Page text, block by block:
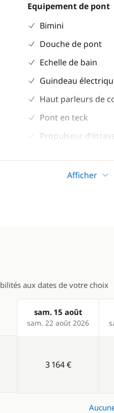
Equipement de pont
Bimini
Douche de pont
Echelle de bain
Guindeau
Haut parleurs de
Pont en teck
Propulseur
Réfrigérateur
Afficher
aux dates de votre choix
Products
sam. 15 août
sam. 22 août 2026
3 164 €